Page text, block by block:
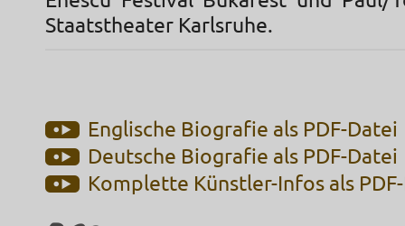
Staatstheater Karlsruhe.
Englische Biografie als PDF-Datei
Deutsche Biografie als PDF-Datei
Komplette Künstler-Infos als